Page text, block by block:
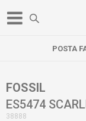
POSTA
FOSSIL
ES5474
38888